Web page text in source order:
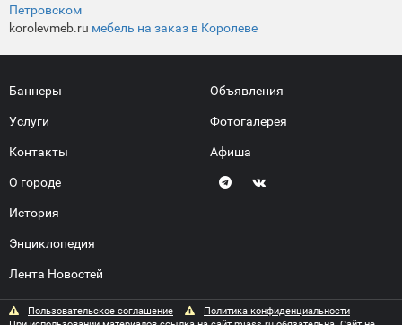
Петровском
korolevmeb.ru мебель на заказ в Королеве
Баннеры
Услуги
Контакты
О городе
История
Энциклопедия
Лента Новостей
Объявления
Фотогалерея
Афиша
Пользовательское соглашение
Политика конфиденциальности